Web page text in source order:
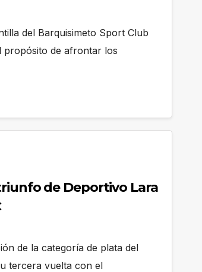
del Barquisimeto Sport Club
propósito de afrontar los
de Deportivo Lara
de la categoría de plata del
tercera vuelta con el